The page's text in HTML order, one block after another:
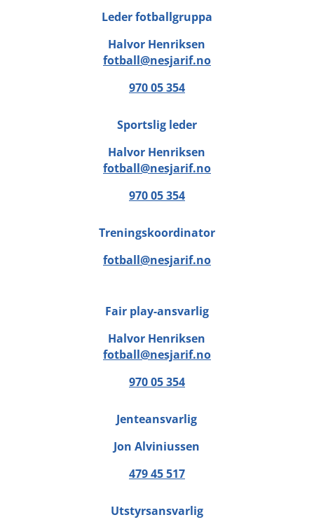
Leder fotballgruppa
Halvor Henriksen
fotball@nesjarif.no
970 05 354
Sportslig leder
Halvor Henriksen
fotball@nesjarif.no
970 05 354
Treningskoordinator
fotball@nesjarif.no
Fair play-ansvarlig
Halvor Henriksen
fotball@nesjarif.no
970 05 354
Jenteansvarlig
Jon Alviniussen
479 45 517
Utstyrsansvarlig